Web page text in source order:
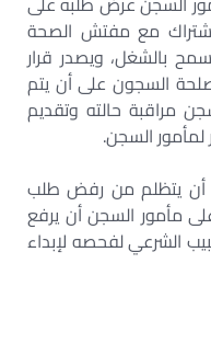
مع مفتش الصحة
بالشغل، ويصدر قرار
السجون على أن يتم
مراقبة حالته وتقديم
السجن.
أن يتظلم من رفض طلب
مأمور السجن أن يرفع
الشرعي لفحصه لإبداء